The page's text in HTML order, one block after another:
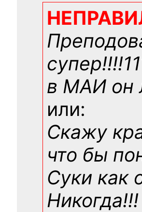
в МАИ он
или:
Скажу
что бы
Суки как